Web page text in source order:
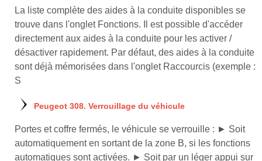
La liste complète des aides à la conduite disponibles se
trouve dans l'onglet Fonctions. Il est possible d'accéder
directement aux aides à la conduite pour les activer /
désactiver rapidement. Par défaut, des aides à la conduite
sont déjà mémorisées dans l'onglet Raccourcis (exemple :
S
Peugeot 308. Verrouillage du véhicule
Portes et coffre fermés, le véhicule se verrouille : ► Soit
automatiquement en sortant de la zone B, si les fonctions
automatiques sont activées. ► Soit par un léger appui sur